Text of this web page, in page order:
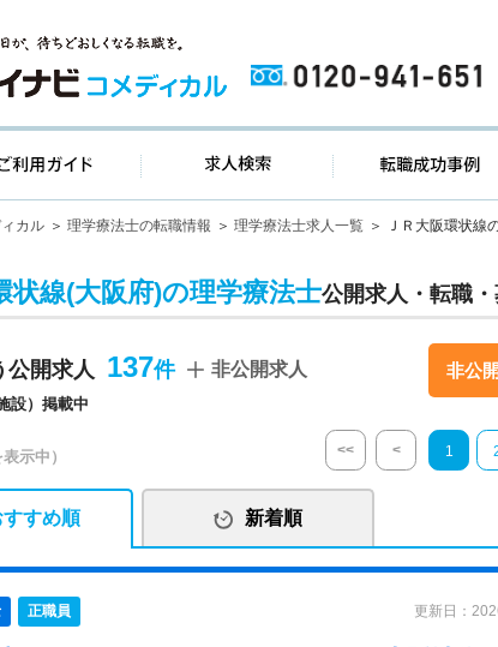
ージ ご利用ガイド 求人検索
カル 理学療法士の転職情報 理学療法士求人一覧 ＪＲ大阪環状線
状線(大阪府)の理学療法士公開求人・転職
公開求人 137
設）掲載中
非公開求人 非公
示中） << < 1
すすめ順 新着順
正職員 更新日：